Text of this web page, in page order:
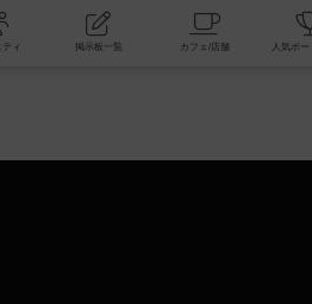
コミュニティ 掲示板一覧 カフ